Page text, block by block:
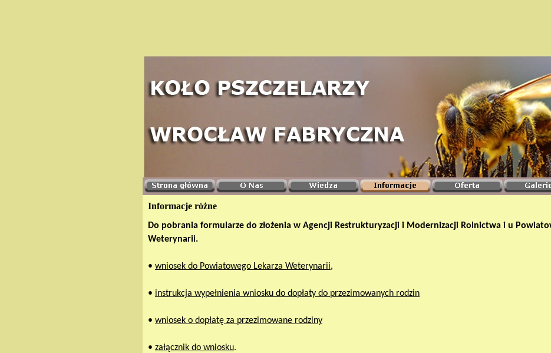
Informacje różne
Do pobrania formularze do złożenia w Agencji Restrukturyzacji i Modernizacji Rolnictwa i u
Weterynarii.
• wniosek do Powiatowego Lekarza Weterynarii,
• instrukcja wypełnienia wniosku do dopłaty do przezimowanych rodzin
• wniosek o dopłatę za przezimowane rodziny
• załącznik do wniosku.